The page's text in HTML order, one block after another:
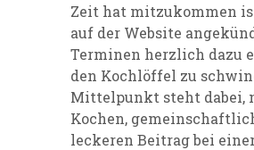
Zeit hat mitzukommen
auf der Website
Terminen herzlich dazu
den Kochlöffel zu
Mittelpunkt steht dabei,
Kochen,
leckeren Beitrag bei